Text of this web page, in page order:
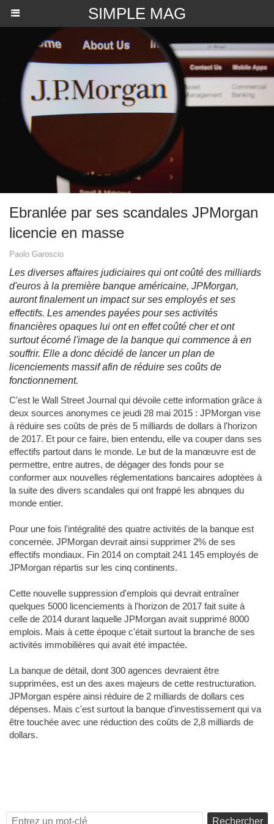
SIMPLE MAG
​Ebranlée par ses scandales JPMorgan
licencie en masse
Paolo Garoscio
Les diverses affaires judiciaires qui ont coûté des milliards
d'euros à la première banque américaine, JPMorgan,
auront finalement un impact sur ses employés et ses
effectifs. Les amendes payées pour ses activités
financières opaques lui ont en effet coûté cher et ont
surtout écorné l'image de la banque qui commence à en
souffrir. Elle a donc décidé de lancer un plan de
licenciements massif afin de réduire ses coûts de
fonctionnement.
C'est le Wall Street Journal qui dévoile cette information grâce à
deux sources anonymes ce jeudi 28 mai 2015 : JPMorgan vise
à réduire ses coûts de près de 5 milliards de dollars à l'horizon
de 2017. Et pour ce faire, bien entendu, elle va couper dans ses
effectifs partout dans le monde. Le but de la manœuvre est de
permettre, entre autres, de dégager des fonds pour se
conformer aux nouvelles réglementations bancaires adoptées à
la suite des divers scandales qui ont frappé les abnques du
monde entier.
Pour une fois l'intégralité des quatre activités de la banque est
concernée. JPMorgan devrait ainsi supprimer 2% de ses
effectifs mondiaux. Fin 2014 on comptait 241 145 employés de
JPMorgan répartis sur les cinq continents.
Cette nouvelle suppression d'emplois qui devrait entraîner
quelques 5000 licenciements à l'horizon de 2017 fait suite à
celle de 2014 durant laquelle JPMorgan avait supprimé 8000
emplois. Mais à cette époque c'était surtout la branche de ses
activités immobilières qui avait été impactée.
La banque de détail, dont 300 agences devraient être
supprimées, est un des axes majeurs de cette restructuration.
JPMorgan espère ainsi réduire de 2 milliards de dollars ces
dépenses. Mais c'est surtout la banque d'investissement qui va
être touchée avec une réduction des coûts de 2,8 milliards de
dollars.
Rechercher